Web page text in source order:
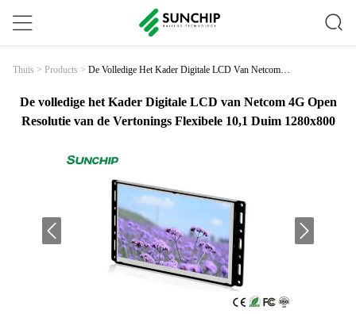
Thuis > Products > De Volledige Het Kader Digitale LCD Van Netcom 4
De volledige het Kader Digitale LCD van Netcom 4G Open
Resolutie van de Vertonings Flexibele 10,1 Duim 1280x800